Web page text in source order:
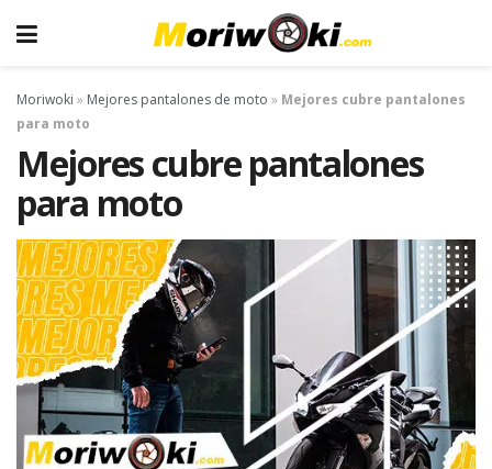
Moriwoki » Mejores pantalones de moto » Mejores cubre pantalones
para moto
Mejores cubre pantalones
para moto